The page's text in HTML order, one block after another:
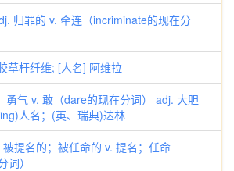
罪的 v. 牵连（incriminate的现在分
杆纤维; [人名] 阿维拉
v. 敢（dare的现在分词） adj. 大胆
人名；(英、瑞典)达林
名的；被任命的 v. 提名；任命
词）